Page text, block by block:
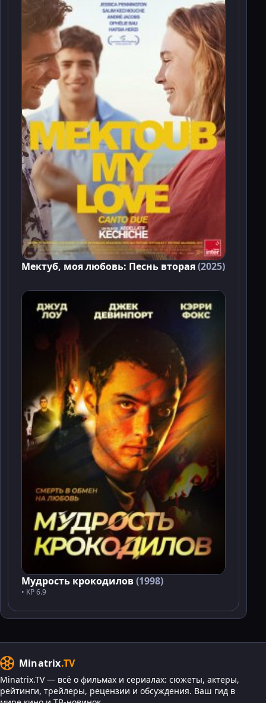
Мектуб, моя любовь: Песнь вторая(2025)
Мудрость крокодилов(1998)
• KP 6.9
Minatrix.TV
Minatrix.TV — всё о фильмах и сериалах: сюжеты, актеры,
рейтинги, трейлеры, рецензии и обсуждения. Ваш гид в